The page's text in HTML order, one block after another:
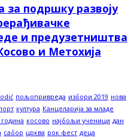
за подршку развоју
и предузетништва
и Метохија
пољопривреда избори 2019 нова
култура Канцеларија за младе
косово најбољи ученици дан
сабор црква рок фест деца